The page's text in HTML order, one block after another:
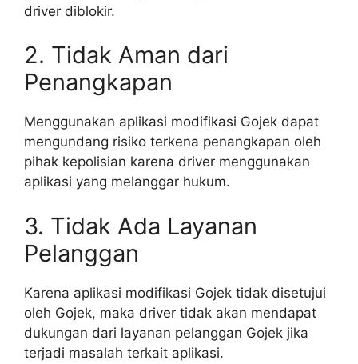
driver diblokir.
2. Tidak Aman dari
Penangkapan
Menggunakan aplikasi modifikasi Gojek dapat
mengundang risiko terkena penangkapan oleh
pihak kepolisian karena driver menggunakan
aplikasi yang melanggar hukum.
3. Tidak Ada Layanan
Pelanggan
Karena aplikasi modifikasi Gojek tidak disetujui
oleh Gojek, maka driver tidak akan mendapat
dukungan dari layanan pelanggan Gojek jika
terjadi masalah terkait aplikasi.